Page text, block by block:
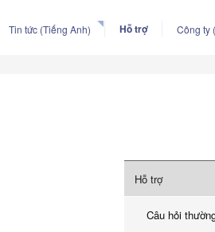
Tin tức (Tiếng Anh) Hỗ trợ Công ty
Hỗ trợ
Câu hỏi